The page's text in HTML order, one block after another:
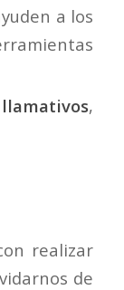
a los
,
realizar
de